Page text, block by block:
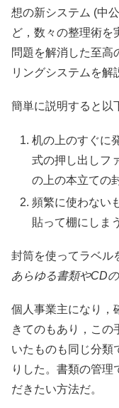
想の新システム (中
ど，数々の整理術を
問題を解消した至高
リングシステムを解
簡単に説明すると以
机の上のすぐに
式の押し出しフ
の上の本立ての
頻繁に使わない
貼って棚にしまう
封筒を使ってラベル
あらゆる書類やCD
個人事業主になり，
きてのもあり，この
いたものも同じ分類
りした。書類の管理
だきたい方法だ。